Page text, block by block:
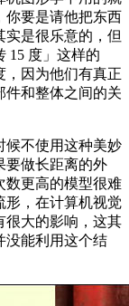
你要是请他把东西
实是很乐意的，但
15 度」这样的
，因为他们有真正
件和整体之间的关
不使用这种美妙
要做长距离的外
数更高的模型很难
形，在计算机视觉
很大的影响，这其
没能利用这个结